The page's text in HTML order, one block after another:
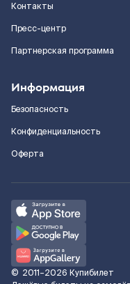
Контакты
Пресс-центр
Партнерская программа
Информация
Безопасность
Конфиденциальность
Оферта
© 2011–2026 Купибилет